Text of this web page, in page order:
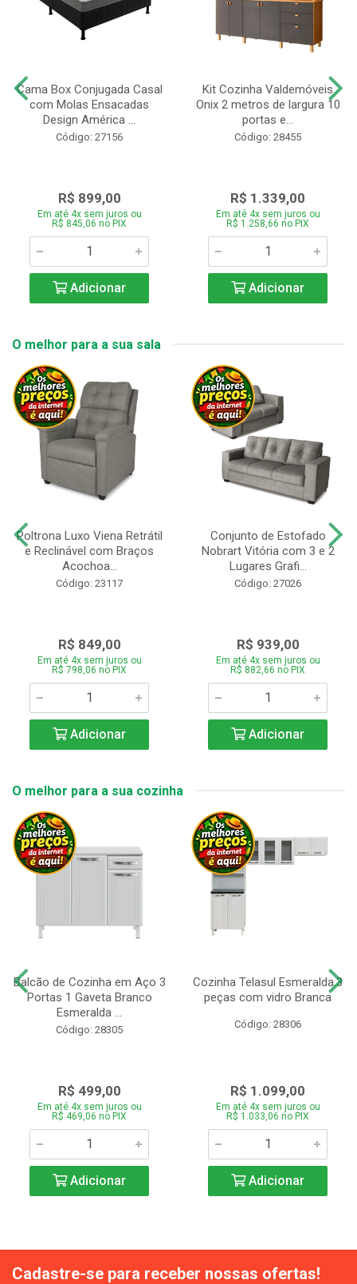
Cama Box Conjugada Casal
com Molas Ensacadas
Design América ...
Código: 27156
R$ 899,00
Em até 4x sem juros ou
R$ 845,06 no PIX
Adicionar
Kit Cozinha Valdemóveis
Onix 2 metros de largura 10
portas e...
Código: 28455
R$ 1.339,00
Em até 4x sem juros ou
R$ 1.258,66 no PIX
Adicionar
O melhor para a sua sala
Poltrona Luxo Viena Retrátil
e Reclinável com Braços
Acochoa...
Código: 23117
R$ 849,00
Em até 4x sem juros ou
R$ 798,06 no PIX
Adicionar
Conjunto de Estofado
Nobrart Vitória com 3 e 2
Lugares Grafi...
Código: 27026
R$ 939,00
Em até 4x sem juros ou
R$ 882,66 no PIX
Adicionar
O melhor para a sua cozinha
Balcão de Cozinha em Aço 3
Portas 1 Gaveta Branco
Esmeralda ...
Código: 28305
R$ 499,00
Em até 4x sem juros ou
R$ 469,06 no PIX
Adicionar
Cozinha Telasul Esmeralda.3
peças com vidro Branca
Código: 28306
R$ 1.099,00
Em até 4x sem juros ou
R$ 1.033,06 no PIX
Adicionar
Cadastre-se para receber nossas ofertas!